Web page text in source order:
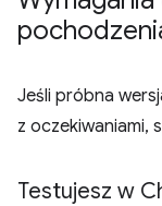
Jeśli próbna
z oczekiwaniami,
Testujesz w